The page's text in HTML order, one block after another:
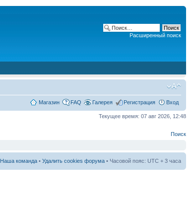
Расширенный поиск
Магазин FAQ Галерея Регистрация Вход
Текущее время: 07 авг 2026, 12:48
Поиск
Наша команда • Удалить cookies форума • Часовой пояс: UTC + 3 часа